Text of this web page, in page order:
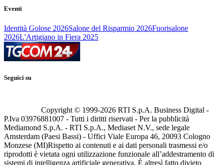
Eventi
Identità Golose 2026Salone del Risparmio 2026Fuorisalone
2026L'Artigiano in Fiera 2025
Seguici su
Copyright © 1999-2026 RTI S.p.A. Business Digital -
P.Iva 03976881007 - Tutti i diritti riservati - Per la pubblicità
Mediamond S.p.A. - RTI S.p.A., Mediaset N.V., sede legale
Amsterdam (Paesi Bassi) - Uffici Viale Europa 46, 20093 Cologno
Monzese (MI)Rispetto ai contenuti e ai dati personali trasmessi e/o
riprodotti è vietata ogni utilizzazione funzionale all’addestramento di
sistemi di intelligenza artificiale generativa. È altresì fatto divieto